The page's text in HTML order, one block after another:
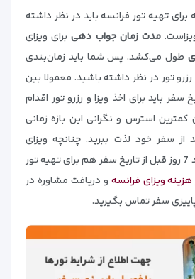
برای تهیه تور فرانسه باید در نظر داشته
مدت زمان جواب دهیبرای ویزای
طول می‌کشد. پس شما باید زمان‌بندی
رزرو تور در نظر داشته باشید. معمولا بین
تاریخ سفر باید برای اخذ ویزا و رزرو تور اقدام
استرس و نگرانی این بازه زمانی
سفر خود لذت ببرید. چنانچه ویزای
فرانسه را دارید، می‌توانید 7 روز قبل از تاریخ سفر هم برای تهیه تور
هزینه ویزای فرانسه و دریافت مشاوره در
سفر تماس بگیرید.